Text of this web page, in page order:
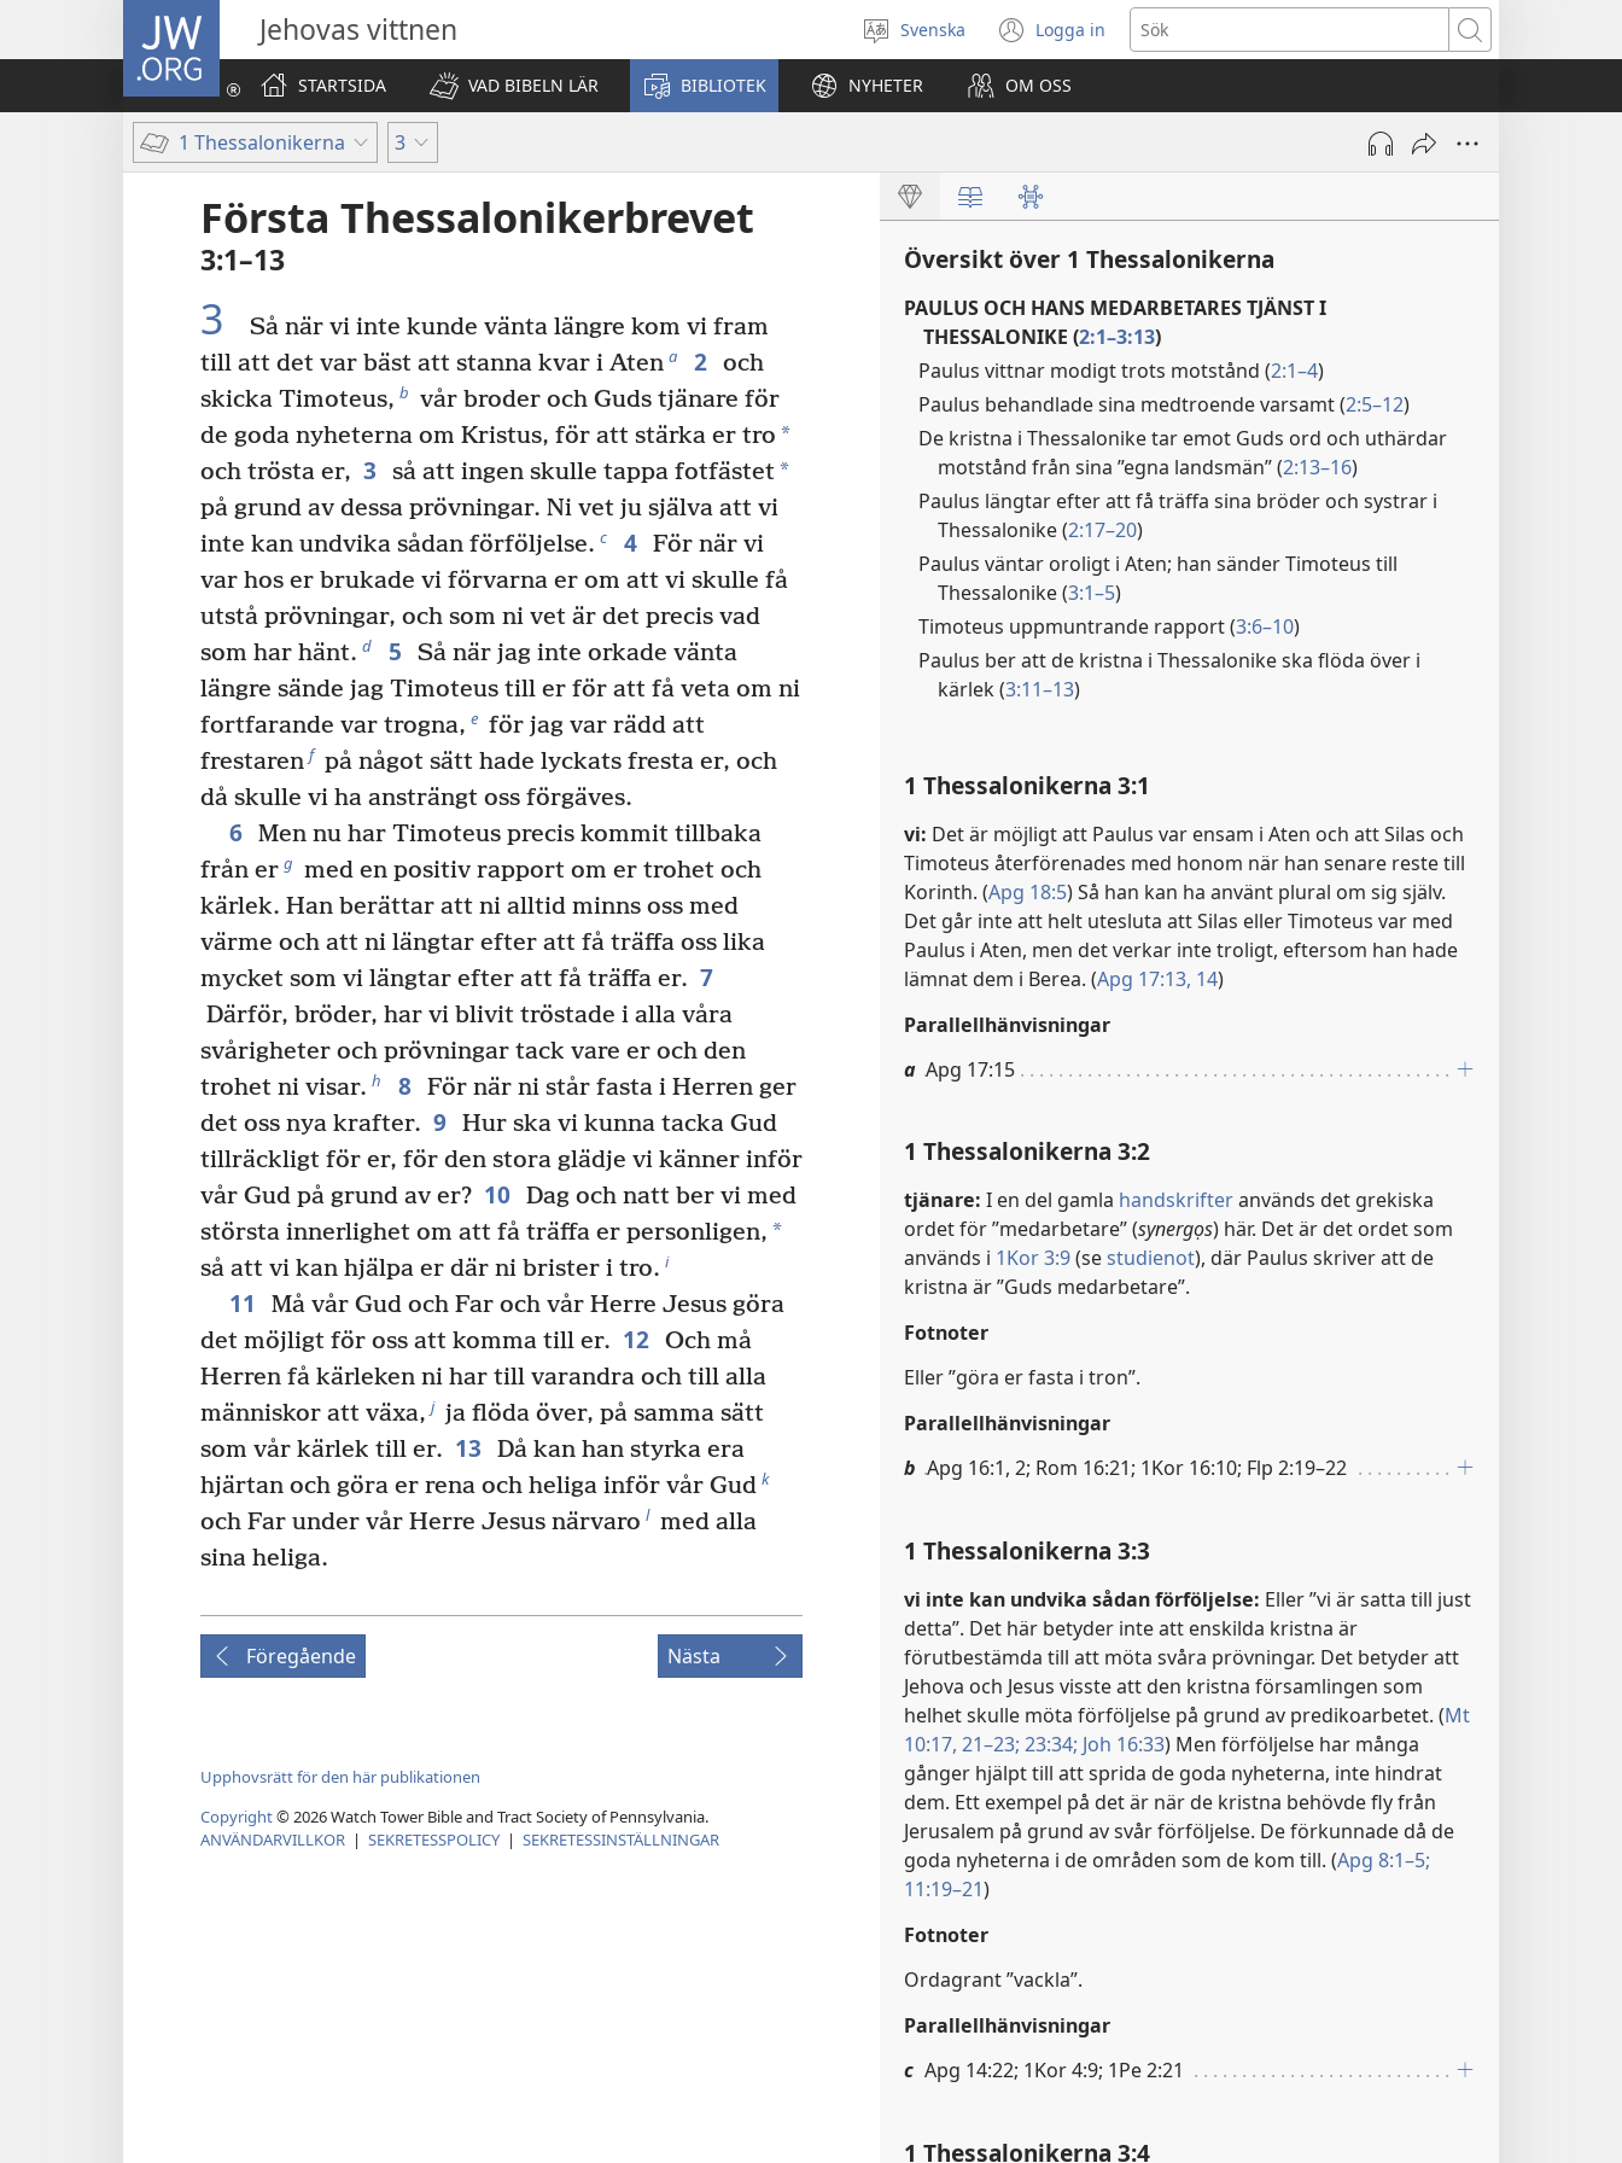
JW.ORG Jehovas vittnen
Välj
språk
Svenska Logga in
(öppnar
nytt
fönster)
Sök
STARTSIDA
VAD BIBELN LÄR BIBLIOTEK NYHETER OM OSS
1 Thessalonikerna 3
Första Thessalonikerbrevet
3:1–13
3
Så när vi inte kunde vänta längre kom vi fram
till att det var bäst att stanna kvar i Aten a 2 och
skicka Timoteus, b vår broder och Guds tjänare för
de goda nyheterna om Kristus, för att stärka er tro *
och trösta er, 3 så att ingen skulle tappa fotfästet*
på grund av dessa prövningar. Ni vet ju själva att vi
inte kan undvika sådan förföljelse. c 4 För när vi
var hos er brukade vi förvarna er om att vi skulle få
utstå prövningar, och som ni vet är det precis vad
som har hänt. d 5
Så när jag inte orkade vänta
längre sände jag Timoteus till er för att få veta om ni
fortfarande var trogna, e för jag var rädd att
frestaren f på något sätt hade lyckats fresta er, och
då skulle vi ha ansträngt oss förgäves.
6 Men nu har Timoteus precis kommit tillbaka
från er g med en positiv rapport om er trohet och
kärlek. Han berättar att ni alltid minns oss med
värme och att ni längtar efter att få träffa oss lika
mycket som vi längtar efter att få träffa er. 7
Därför, bröder, har vi blivit tröstade i alla våra
svårigheter och prövningar tack vare er och den
trohet ni visar. h 8 För när ni står fasta i Herren ger
det oss nya krafter. 9 Hur ska vi kunna tacka Gud
tillräckligt för er, för den stora glädje vi känner inför
vår Gud på grund av er? 10 Dag och natt ber vi med
största innerlighet om att få träffa er personligen, *
så att vi kan hjälpa er där ni brister i tro. i
11
Må vår Gud och Far och vår Herre Jesus göra
det möjligt för oss att komma till er. 12 Och må
Herren få kärleken ni har till varandra och till alla
människor att växa, j ja flöda över, på samma sätt
som vår kärlek till er. 13
Då kan han styrka era
hjärtan och göra er rena och heliga inför vår Gud k
och Far under vår Herre Jesus närvaro l med alla
sina heliga.
Föregående Nästa
Upphovsrätt för den här publikationen
Copyright© 2026Watch Tower Bible and Tract Society of Pennsylvania.
ANVÄNDARVILLKOR | SEKRETESSPOLICY | SEKRETESSINSTÄLLNINGAR
Översikt över 1 Thessalonikerna
PAULUS OCH HANS MEDARBETARES TJÄNST I
THESSALONIKE (2:1–3:13)
Paulus vittnar modigt trots motstånd (2:1–4)
Paulus behandlade sina medtroende varsamt (2:5–12)
De kristna i Thessalonike tar emot Guds ord och uthärdar
motstånd från sina ”egna landsmän” (2:13–16)
Paulus längtar efter att få träffa sina bröder och systrar i
Thessalonike (2:17–20)
Paulus väntar oroligt i Aten; han sänder Timoteus till
Thessalonike (3:1–5)
Timoteus uppmuntrande rapport (3:6–10)
Paulus ber att de kristna i Thessalonike ska flöda över i
kärlek (3:11–13)
1 Thessalonikerna 3:1
vi: Det är möjligt att Paulus var ensam i Aten och att Silas och
Timoteus återförenades med honom när han senare reste till
Korinth. (Apg 18:5) Så han kan ha använt plural om sig själv.
Det går inte att helt utesluta att Silas eller Timoteus var med
Paulus i Aten, men det verkar inte troligt, eftersom han hade
lämnat dem i Berea. (Apg 17:13, 14)
Parallellhänvisningar
a Apg 17:15
1 Thessalonikerna 3:2
tjänare: I en del gamla handskrifteranvänds det grekiska
ordet för ”medarbetare” (synergọs) här. Det är det ordet som
används i 1Kor 3:9(sestudienot), där Paulus skriver att de
kristna är ”Guds medarbetare”.
Fotnoter
Eller ”göra er fasta i tron”.
Parallellhänvisningar
b Apg 16:1, 2; Rom 16:21; 1Kor 16:10; Flp 2:19–22
1 Thessalonikerna 3:3
vi inte kan undvika sådan förföljelse: Eller ”vi är satta till just
detta”. Det här betyder inte att enskilda kristna är
förutbestämda till att möta svåra prövningar. Det betyder att
Jehova och Jesus visste att den kristna församlingen som
helhet skulle möta förföljelse på grund av predikoarbetet. (Mt
10:17, 21–23; 23:34; Joh 16:33) Men förföljelse har många
gånger hjälpt till att sprida de goda nyheterna, inte hindrat
dem. Ett exempel på det är när de kristna behövde fly från
Jerusalem på grund av svår förföljelse. De förkunnade då de
goda nyheterna i de områden som de kom till. (Apg 8:1–5;
11:19–21)
Fotnoter
Ordagrant ”vackla”.
Parallellhänvisningar
c Apg 14:22; 1Kor 4:9; 1Pe 2:21
1 Thessalonikerna 3:4